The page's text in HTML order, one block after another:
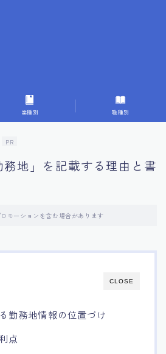
析とアドバイス
える方法
指す人の応募書類
化がもたらす影響
業種別 職種別
PR
地」を記載する理由と書
モーションを含む場合があります
CLOSE
勤務地情報の位置づけ
点